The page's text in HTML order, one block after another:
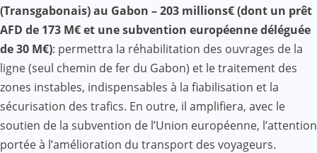
(Transgabonais) au Gabon – 203 millions€ (dont un prêt
AFD de 173 M€ et une subvention européenne déléguée
de 30 M€): permettra la réhabilitation des ouvrages de la
ligne (seul chemin de fer du Gabon) et le traitement des
zones instables, indispensables à la fiabilisation et la
sécurisation des trafics. En outre, il amplifiera, avec le
soutien de la subvention de l’Union européenne, l’attention
portée à l’amélioration du transport des voyageurs.